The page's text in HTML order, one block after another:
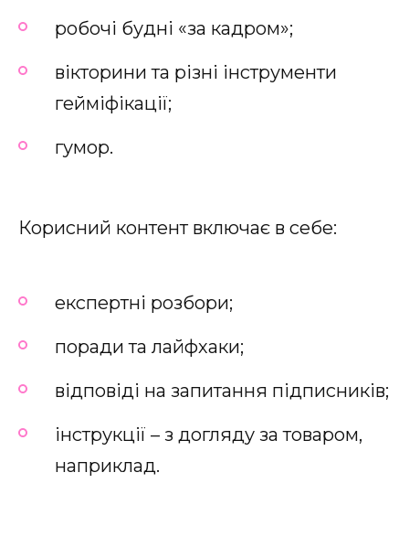
робочі будні «за кадром»;
вікторини та різні інструменти
гейміфікації;
гумор.
Корисний контент включає в себе:
експертні розбори;
поради та лайфхаки;
відповіді на запитання підписників;
інструкції – з догляду за товаром,
наприклад.